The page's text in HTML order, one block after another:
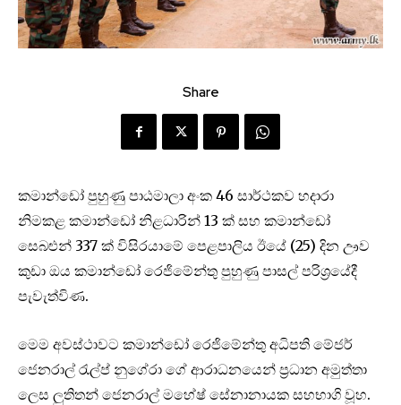
Share
කමාන්ඩෝ පුහුණු පාඨමාලා අංක 46 සාර්ථකව හදාරා
නිමකළ කමාන්ඩෝ නිළධාරින් 13 ක් සහ කමාන්ඩෝ
සෙබළුන් 337 ක් විසිරයාමේ පෙළපාලිය ඊයේ (25) දින ඌව
කුඩා ඔය කමාන්ඩෝ රෙජිමේන්තු පුහුණු පාසල් පරිශ්‍රයේදී
පැවැත්විණ.
මෙම අවස්ථාවට කමාන්ඩෝ රෙජිමේන්තු අධිපති මේජර්
ජෙනරාල් රැල්ප් නුගේරා ගේ ආරාධනයෙන් ප්‍රධාන අමුත්තා
ලෙස ලුතිතන් ජෙනරාල් මහේෂ් සේනානායක සහභාගි වූහ.